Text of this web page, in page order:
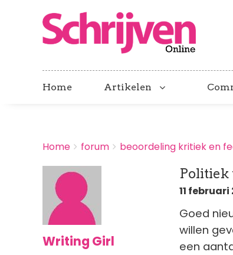
Home Artikelen
BREADCRUMBS
You
here:
Home forum beoordeling kritiek en
Writing Girl
Politiek
11 februari
Goed
willen
een